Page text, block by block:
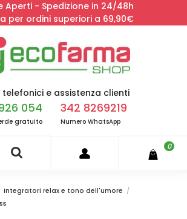
Aperti - Spedizione in 24/48h
per ordini superiori a 69,90€
telefonici e assistenza clienti
054
gratuito
342 8269219
Numero WhatsApp
0
Integratori relax e tono dell'umore